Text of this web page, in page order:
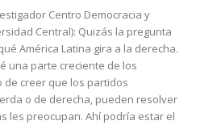
Centro Democracia y
Central): Quizás la pregunta
América Latina gira a la derecha.
una parte creciente de los
creer que los partidos
o de derecha, pueden resolver
les preocupan. Ahí podría estar el